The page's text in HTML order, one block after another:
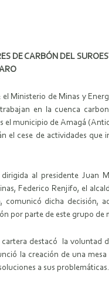
DE CARBÓN DEL
Ministerio de Minas y
en la cuenca
el municipio de Amagá
el cese de actividades que
al presidente Juan
Federico Renjifo, el
comunicó dicha decisión,
por parte de este grupo de
cartera destacó la voluntad
la creación de una
a sus problemáticas.